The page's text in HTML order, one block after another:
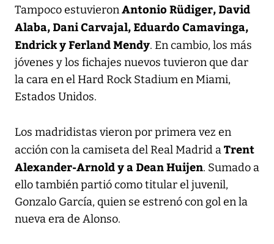
Tampoco estuvieronAntonio Rüdiger, David
Alaba, Dani Carvajal, Eduardo Camavinga,
Endrick y Ferland Mendy. En cambio, los más
jóvenes y los fichajes nuevos tuvieron que dar
la cara en el Hard Rock Stadium en Miami,
Estados Unidos.
Los madridistas vieron por primera vez en
acción con la camiseta del Real Madrid aTrent
Alexander-Arnold y a Dean Huijen. Sumado a
ello también partió como titular el juvenil,
Gonzalo García, quien se estrenó con gol en la
nueva era de Alonso.